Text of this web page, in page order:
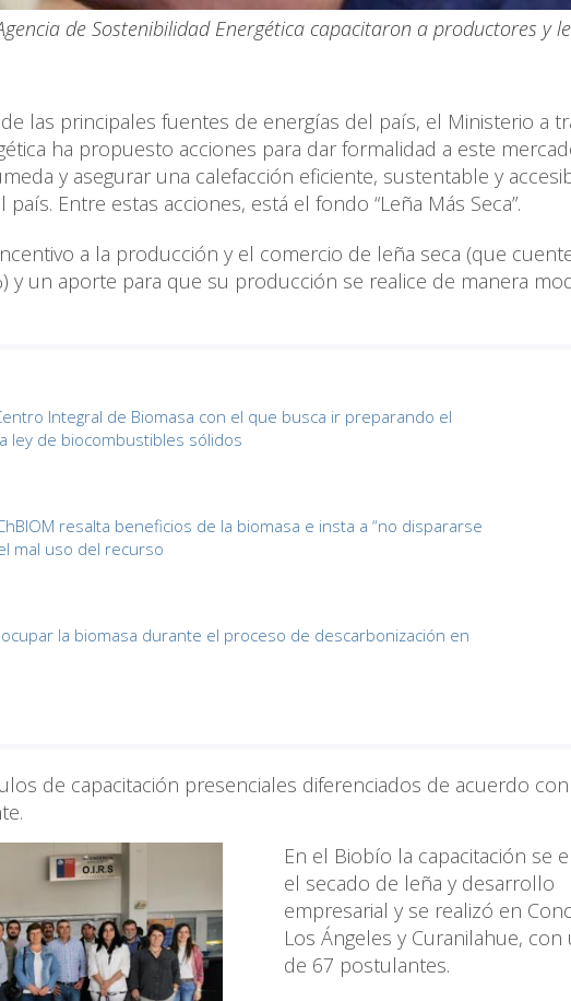
de Sostenibilidad Energética capacitaron a productores y
las principales fuentes de energías del país, el Ministerio a
ha propuesto acciones para dar formalidad a este
y asegurar una calefacción eficiente, sustentable y
Entre estas acciones, está el fondo “Leña Más Seca”.
a la producción y el comercio de leña seca (que
y un aporte para que su producción se realice de manera
Integral de Biomasa con el que busca ir preparando el
ley de biocombustibles sólidos
resalta beneficios de la biomasa e insta a “no dispararse
mal uso del recurso
la biomasa durante el proceso de descarbonización en
de capacitación presenciales diferenciados de acuerdo
En el Biobío la capacitación se
el secado de leña y desarrollo
empresarial y se realizó en
Los Ángeles y Curanilahue, con
de 67 postulantes.